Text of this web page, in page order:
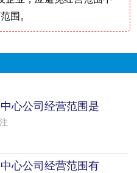
围。
心公司经营范围是
心公司经营范围有